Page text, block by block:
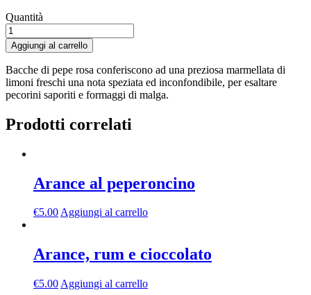
Quantità
Limoni
al
pepe
rosa
quantità
Aggiungi al carrello
Bacche di pepe rosa conferiscono ad una preziosa marmellata di
limoni freschi una nota speziata ed inconfondibile, per esaltare
pecorini saporiti e formaggi di malga.
Prodotti correlati
Arance al peperoncino
€5.00Aggiungi al carrello
Arance, rum e cioccolato
€5.00 Aggiungi al carrello